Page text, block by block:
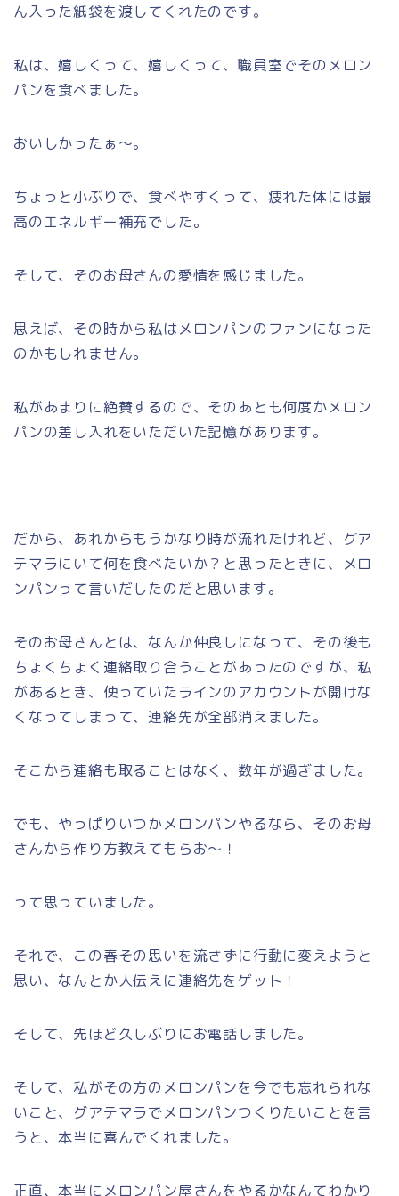
ん入った紙袋を渡してくれたのです。
私は、嬉しくって、嬉しくって、職員室でそのメロン
パンを食べました。
おいしかったぁ～。
ちょっと小ぶりで、食べやすくって、疲れた体には最
高のエネルギー補充でした。
そして、そのお母さんの愛情を感じました。
思えば、その時から私はメロンパンのファンになった
のかもしれません。
私があまりに絶賛するので、そのあとも何度かメロン
パンの差し入れをいただいた記憶があります。
だから、あれからもうかなり時が流れたけれど、グア
テマラにいて何を食べたいか？と思ったときに、メロ
ンパンって言いだしたのだと思います。
そのお母さんとは、なんか仲良しになって、その後も
ちょくちょく連絡取り合うことがあったのですが、私
があるとき、使っていたラインのアカウントが開けな
くなってしまって、連絡先が全部消えました。
そこから連絡も取ることはなく、数年が過ぎました。
でも、やっぱりいつかメロンパンやるなら、そのお母
さんから作り方教えてもらお～！
って思っていました。
それで、この春その思いを流さずに行動に変えようと
思い、なんとか人伝えに連絡先をゲット！
そして、先ほど久しぶりにお電話しました。
そして、私がその方のメロンパンを今でも忘れられな
いこと、グアテマラでメロンパンつくりたいことを言
うと、本当に喜んでくれました。
正直、本当にメロンパン屋さんをやるかなんてわかり